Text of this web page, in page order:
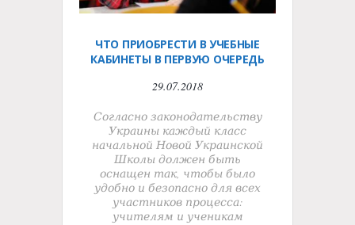
ЧТО ПРИОБРЕСТИ В УЧЕБНЫЕ
КАБИНЕТЫ В ПЕРВУЮ ОЧЕРЕДЬ
29.07.2018
Согласно законодательству
Украины каждый класс
начальной Новой Украинской
Школы должен быть
оснащен так, чтобы было
удобно и безопасно для всех
участников процесса:
учителям и ученикам